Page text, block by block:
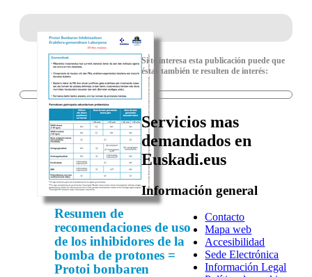
Resumen de
recomendaciones de uso
de los inhibidores de la
bomba de protones =
Protoi bonbaren
Si te interesa esta publicación puede que
éstas también te resulten de interés:
Servicios mas
demandados en
Euskadi.eus
Información general
Contacto
Mapa web
Accesibilidad
Sede Electrónica
Información Legal